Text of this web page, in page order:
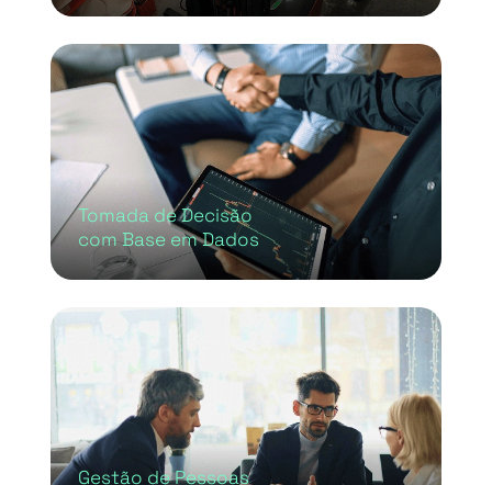
Tomada de Decisão
com Base em Dados
Gestão de Pessoas